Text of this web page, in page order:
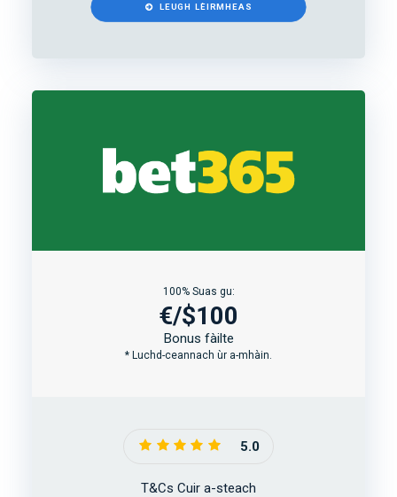
LEUGH LÈIRMHEAS
100% Suas gu:
€/$100
Bonus fàilte
* Luchd-ceannach ùr a-mhàin.
5.0
T&Cs Cuir a-steach